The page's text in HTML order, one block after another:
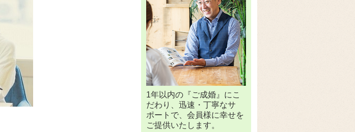
1年以内の『ご成婚』にこ
だわり、迅速・丁寧なサ
ポートで、会員様に幸せを
ご提供いたします。